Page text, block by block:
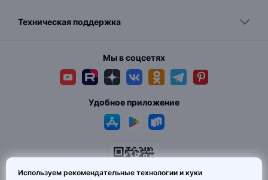
Техническая поддержка
Мы в соцсетях
Удобное приложение
Используем рекомендательные технологии и куки